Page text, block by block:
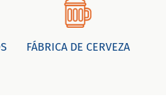
FÁBRICA DE CERVEZA